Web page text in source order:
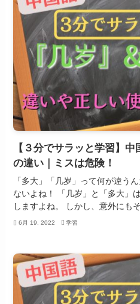
【３分でサラッと学習】中
の違い｜ミスは危険！
「多大」「几岁」って何が違う
ないよね！ 「几岁」と「多大」
しますよね。 しかし、意外にも
6月 19, 2022 学習